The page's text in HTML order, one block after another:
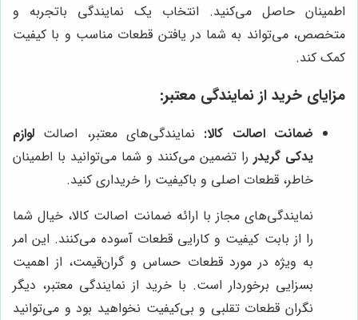
اطمینان حاصل می‌کنید. انتخاب یک نمایندگی باتجربه و
متخصص، می‌تواند به شما در یافتن قطعات مناسب و با کیفیت
کمک کند.
مزایای خرید از نمایندگی معتبر:
ضمانت اصالت کالا: نمایندگی‌های معتبر، اصالت لوازم
یدکی گریدر را تضمین می‌کنند و شما می‌توانید با اطمینان
خاطر، قطعات اصلی و باکیفیت را خریداری کنید.
نمایندگی‌های مجاز با ارائه ضمانت اصالت کالا، خیال شما
را از بابت کیفیت و کارایی قطعات آسوده می‌کنند. این امر
به ویژه در مورد قطعات حساس و گران‌قیمت، از اهمیت
بسزایی برخوردار است. با خرید از نمایندگی معتبر، دیگر
نگران قطعات تقلبی و بی‌کیفیت نخواهید بود و می‌توانید